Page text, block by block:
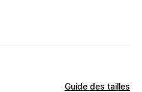
Guide des tailles